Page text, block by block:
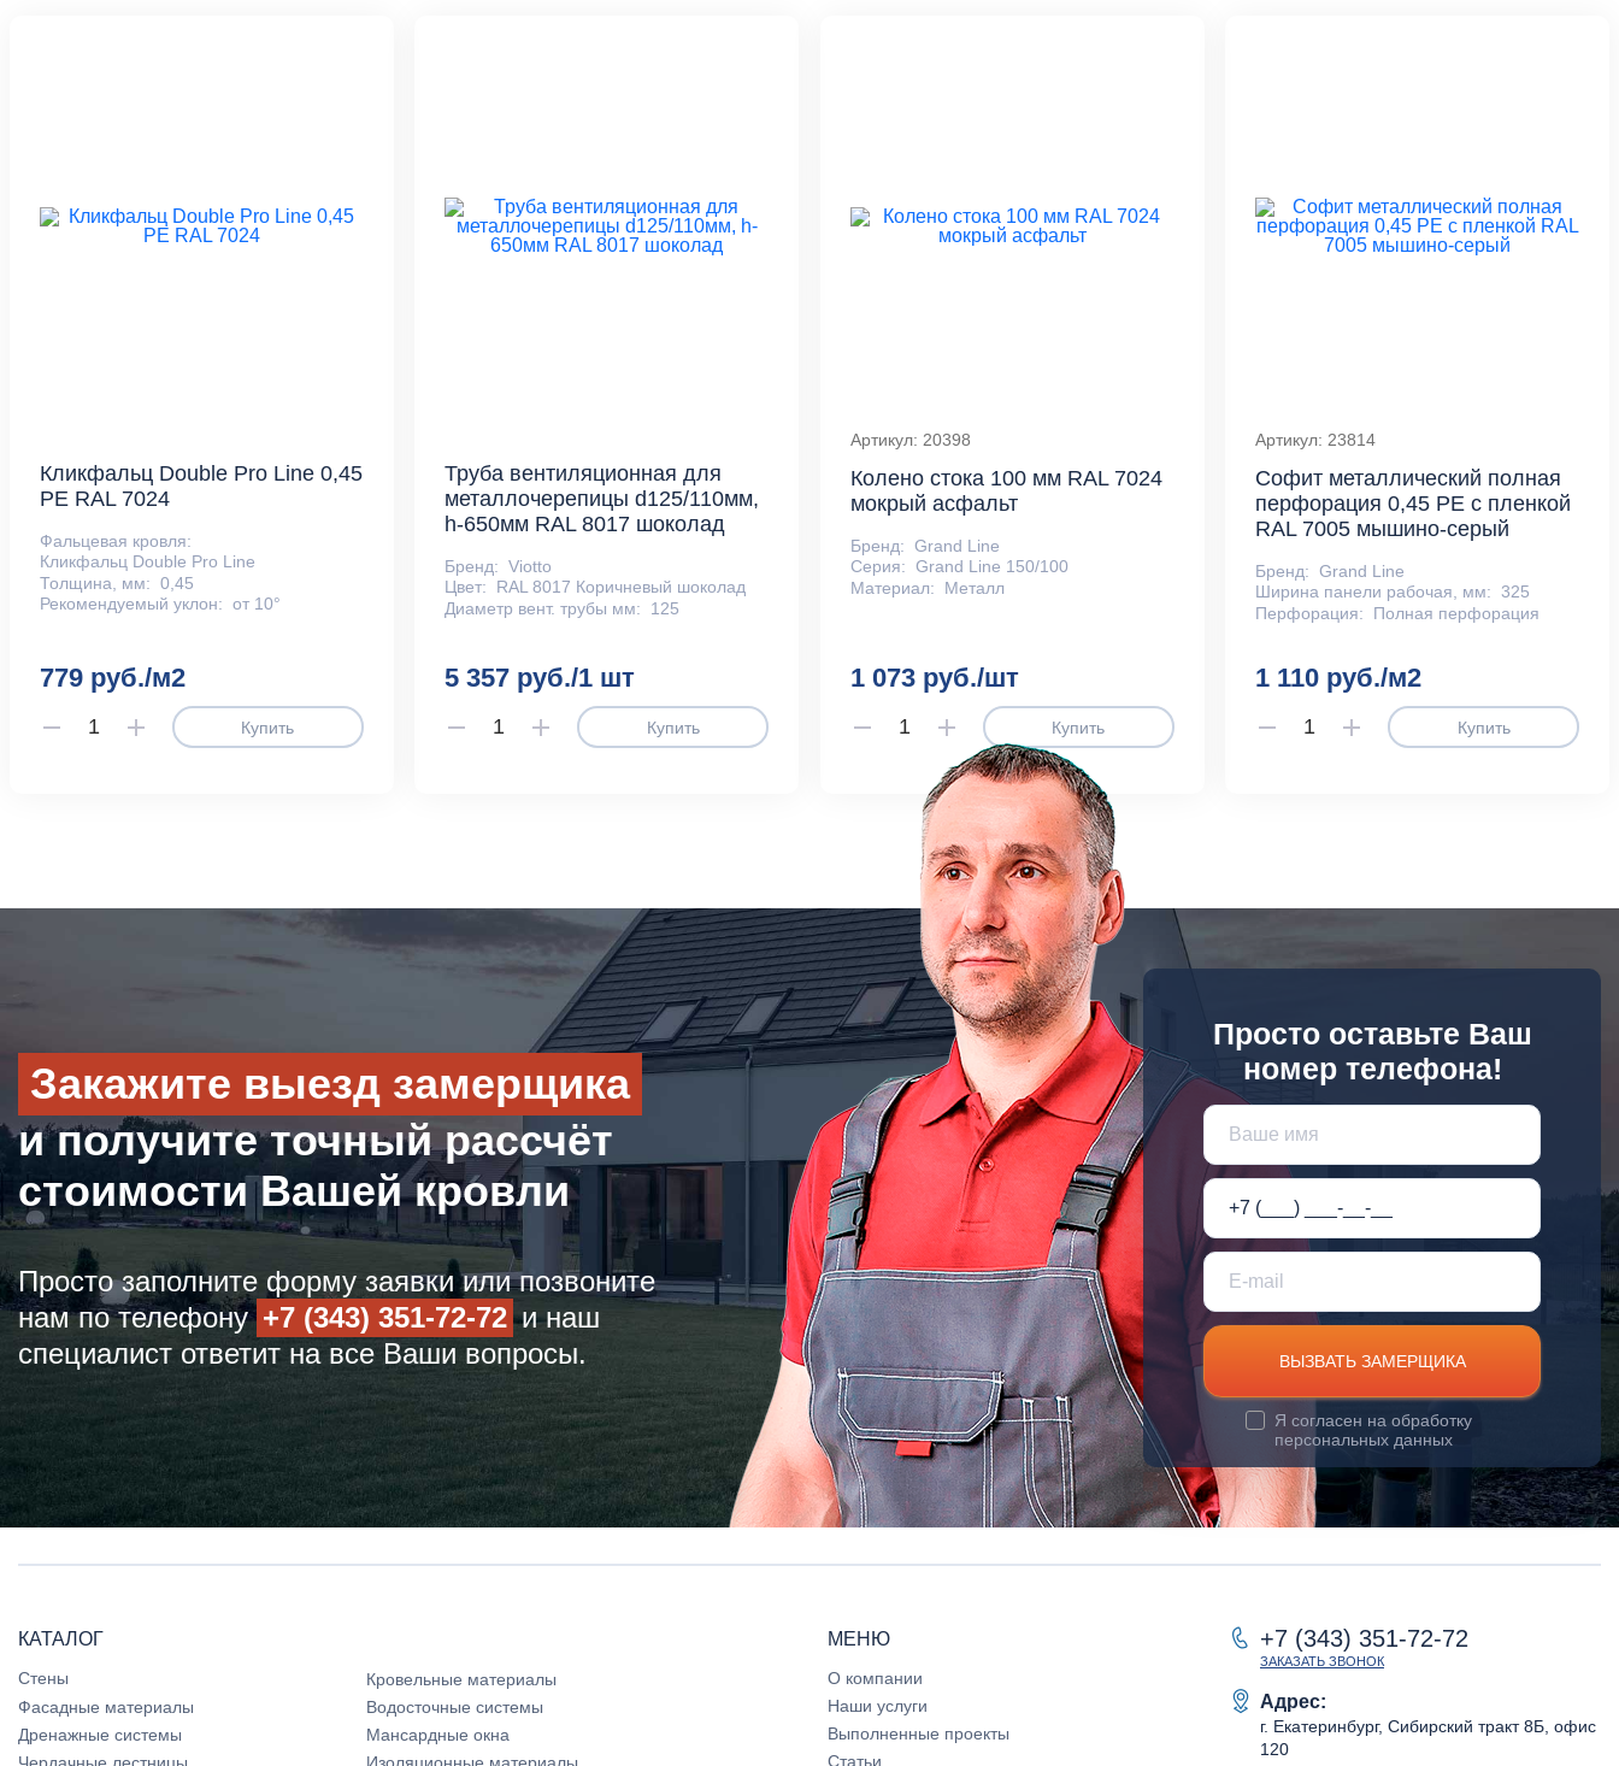
Кликфальц Double Pro Line 0,45
PE RAL 7024
Фальцевая кровля:
Кликфальц Double Pro Line
Толщина, мм: 0,45
Рекомендуемый уклон: от 10°
779 руб./м2
Купить
Труба вентиляционная для
металлочерепицы d125/110мм,
h-650мм RAL 8017 шоколад
Бренд: Viotto
Цвет:
RAL 8017 Коричневый шоколад
Диаметр вент. трубы мм:
125
5 357 руб./1 шт
Купить
Артикул: 20398
Колено стока 100 мм RAL 7024
мокрый асфальт
Бренд: Grand Line
Серия: Grand Line 150/100
Материал:
Металл
1 073 руб./шт
Купить
Артикул: 23814
Софит металлический полная
перфорация 0,45 PE с пленкой
RAL 7005 мышино-серый
Бренд: Grand Line
Ширина панели рабочая, мм: 325
Перфорация:
Полная перфорация
1 110 руб./м2
Купить
Закажите выезд замерщика
и получите точный рассчёт
стоимости Вашей кровли
Просто заполните форму заявки или позвоните
нам по телефону +7 (343) 351-72-72и наш
специалист ответит на все Ваши вопросы.
Просто оставьте Ваш
номер телефона!
ВЫЗВАТЬ ЗАМЕРЩИКА
Я согласен на обработку
персональных данных
КАТАЛОГ
Стены
Кровельные материалы
Фасадные материалы
Водосточные системы
Дренажные системы
Мансардные окна
Чердачные лестницы
Изоляционные материалы
МЕНЮ
О компании
Наши услуги
Выполненные проекты
Статьи
+7 (343) 351-72-72
ЗАКАЗАТЬ ЗВОНОК
Адрес:
г. Екатеринбург, Сибирский тракт 8Б, офис
120